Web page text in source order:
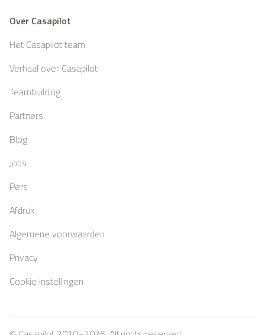
Over Casapilot
Het Casapilot team
Verhaal over Casapilot
Teambuilding
Partners
Blog
Jobs
Pers
Afdruk
Algemene voorwaarden
Privacy
Cookie instellingen